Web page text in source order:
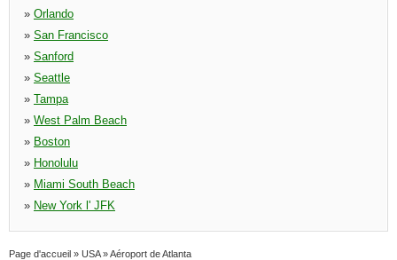
» Orlando
» San Francisco
» Sanford
» Seattle
» Tampa
» West Palm Beach
» Boston
» Honolulu
» Miami South Beach
» New York l' JFK
Page d'accueil » USA»Aéroport de Atlanta